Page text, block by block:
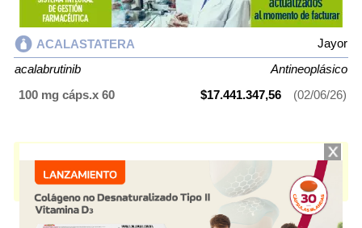
ACALASTATERA
Jayor
acalabrutinib
Antineoplásico
100 mg cáps.x 60
$17.441.347,56 (02/06/26)
Antineoplásico. Es producido por
y cuenta con 1 presentación
disponible.